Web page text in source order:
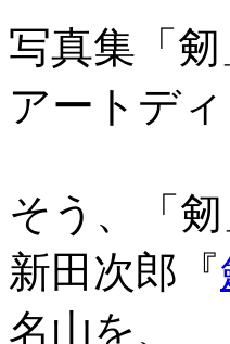
写真集「
アートデ
そう、「
新田次郎『
名山を、